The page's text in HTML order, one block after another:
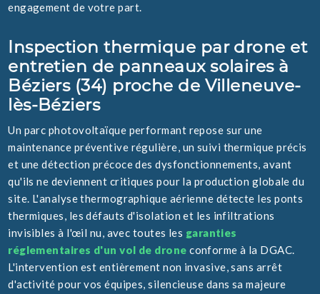
engagement de votre part.
Inspection thermique par drone et
entretien de panneaux solaires à
Béziers (34) proche de Villeneuve-
lès-Béziers
Un parc photovoltaïque performant repose sur une
maintenance préventive régulière, un suivi thermique précis
et une détection précoce des dysfonctionnements, avant
qu'ils ne deviennent critiques pour la production globale du
site. L'analyse thermographique aérienne détecte les ponts
thermiques, les défauts d'isolation et les infiltrations
invisibles à l'œil nu, avec toutes les garanties
réglementaires d'un vol de drone conforme à la DGAC.
L'intervention est entièrement non invasive, sans arrêt
d'activité pour vos équipes, silencieuse dans sa majeure